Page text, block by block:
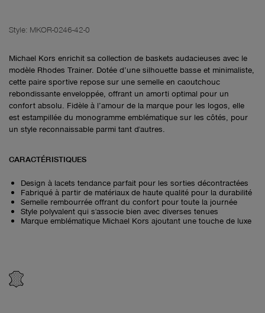
Style: MKOR-0246-42-0
Michael Kors enrichit sa collection de baskets audacieuses avec le
modèle Rhodes Trainer. Dotée d’une silhouette basse et minimaliste,
cette paire sportive repose sur une semelle en caoutchouc
rebondissante enveloppée, offrant un amorti optimal pour un
confort absolu. Fidèle à l’amour de la marque pour les logos, elle
est estampillée du monogramme emblématique sur les côtés, pour
un style reconnaissable parmi tant d'autres.
CARACTÉRISTIQUES
Design à lacets tendance parfait pour les sorties décontractées
Fabriqué à partir de matériaux de haute qualité pour la durabilité
Semelle rembourrée offrant du confort pour toute la journée
Style polyvalent qui s'associe bien avec diverses tenues
Marque emblématique Michael Kors ajoutant une touche de luxe